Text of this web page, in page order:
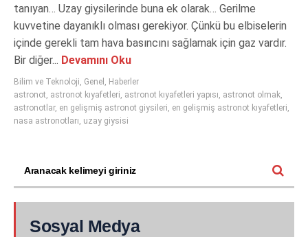
tanıyan… Uzay giysilerinde buna ek olarak… Gerilme
kuvvetine dayanıklı olması gerekiyor. Çünkü bu elbiselerin
içinde gerekli tam hava basıncını sağlamak için gaz vardır.
Bir diğer... Devamını Oku
Bilim ve Teknoloji, Genel , Haberler
astronot, astronot kıyafetleri, astronot kıyafetleri yapısı, astronot olmak,
astronotlar, en gelişmiş astronot giysileri, en gelişmiş astronot kıyafetleri,
nasa astronotları, uzay giysisi
Sosyal Medya